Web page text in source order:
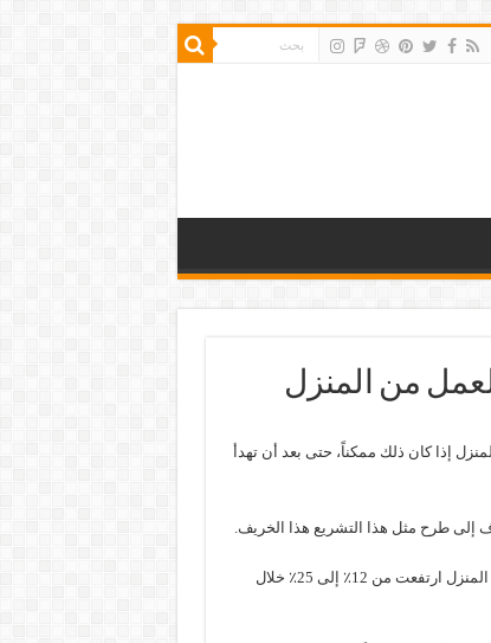
من المنزل
إذا كان ذلك ممكناً، حتى بعد أن تهدأ
إلى طرح مثل هذا التشريع هذا الخريف.
كما قال إن التقديرات الأولية تشير إلى أن نسبة القوى العاملة التي تعمل من المنزل ارتفعت من 12٪ إلى 25٪ خلال